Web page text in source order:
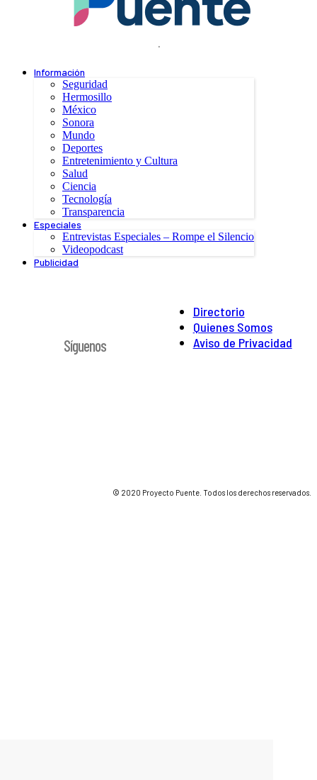
.
Información
Seguridad
Hermosillo
México
Sonora
Mundo
Deportes
Entretenimiento y Cultura
Salud
Ciencia
Tecnología
Transparencia
Especiales
Entrevistas Especiales – Rompe el Silencio
Videopodcast
Publicidad
Directorio
Quienes Somos
Aviso de Privacidad
Síguenos
© 2020 Proyecto Puente. Todos los derechos reservados.